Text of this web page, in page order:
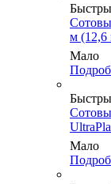
м (12,6
Мало
Мало